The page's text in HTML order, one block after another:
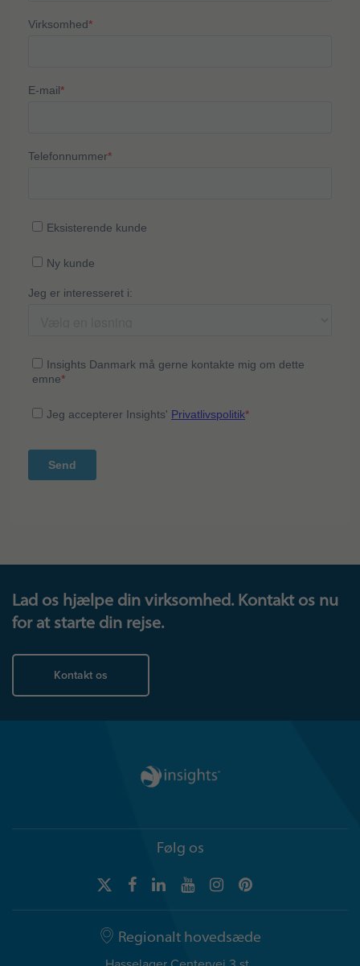
Lad os hjælpe din virksomhed. Kontakt os nu
for at starte din rejse.
Kontakt os
Følg os
Regionalt hovedsæde